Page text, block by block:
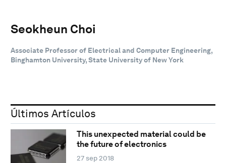
Seokheun Choi
Associate Professor of Electrical and Computer Engineering,
Binghamton University, State University of New York
Últimos Artículos
This unexpected material could be
the future of electronics
27 sep 2018